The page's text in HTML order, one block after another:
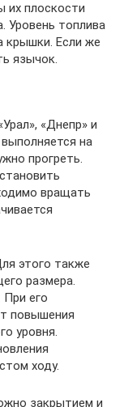
их плоскости
Уровень топлива
крышки. Если же
язычок.
«Днепр» и
на
прогреть.
вращать
этого также
размера.
его
повышения
уровня.
ходу.
закрытием и